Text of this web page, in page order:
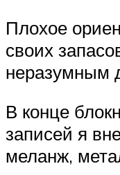
Плохое
своих
неразумным
В конце
записей я
меланж,